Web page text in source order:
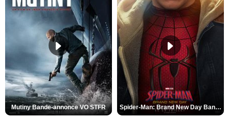
Mutiny Bande-annonce VO STFR Spider-Man: Brand New Day Bande-annonce VO STFR